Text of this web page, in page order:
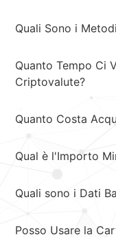
Quali Sono i
Quanto Tempo Ci
Criptovalute?
Quanto Costa
Qual è l'Importo
Quali sono i Dati
Posso Usare la